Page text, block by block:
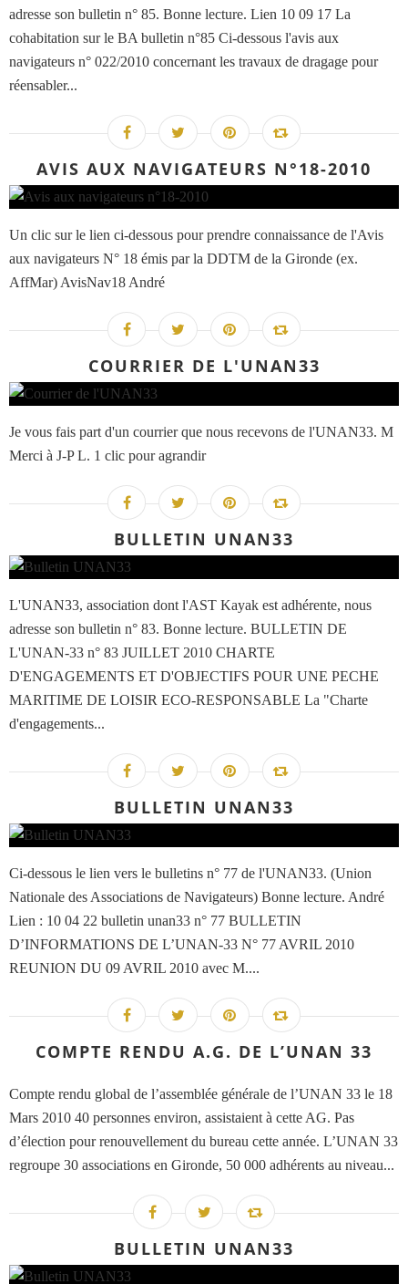
adresse son bulletin n° 85. Bonne lecture. Lien 10 09 17 La
cohabitation sur le BA bulletin n°85 Ci-dessous l'avis aux
navigateurs n° 022/2010 concernant les travaux de dragage pour
réensabler...
AVIS AUX NAVIGATEURS N°18-2010
Un clic sur le lien ci-dessous pour prendre connaissance de l'Avis
aux navigateurs N° 18 émis par la DDTM de la Gironde (ex.
AffMar) AvisNav18 André
COURRIER DE L'UNAN33
Je vous fais part d'un courrier que nous recevons de l'UNAN33. M
Merci à J-P L. 1 clic pour agrandir
BULLETIN UNAN33
L'UNAN33, association dont l'AST Kayak est adhérente, nous
adresse son bulletin n° 83. Bonne lecture. BULLETIN DE
L'UNAN-33 n° 83 JUILLET 2010 CHARTE
D'ENGAGEMENTS ET D'OBJECTIFS POUR UNE PECHE
MARITIME DE LOISIR ECO-RESPONSABLE La "Charte
d'engagements...
BULLETIN UNAN33
Ci-dessous le lien vers le bulletins n° 77 de l'UNAN33. (Union
Nationale des Associations de Navigateurs) Bonne lecture. André
Lien : 10 04 22 bulletin unan33 n° 77 BULLETIN
D’INFORMATIONS DE L’UNAN-33 N° 77 AVRIL 2010
REUNION DU 09 AVRIL 2010 avec M....
COMPTE RENDU A.G. DE L’UNAN 33
Compte rendu global de l’assemblée générale de l’UNAN 33 le 18
Mars 2010 40 personnes environ, assistaient à cette AG. Pas
d’élection pour renouvellement du bureau cette année. L’UNAN 33
regroupe 30 associations en Gironde, 50 000 adhérents au niveau...
BULLETIN UNAN33